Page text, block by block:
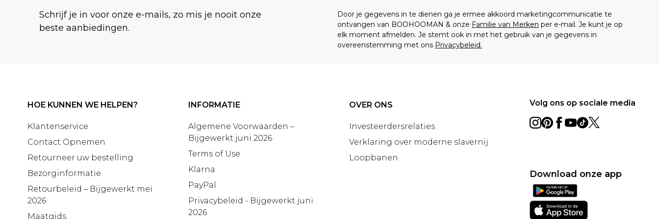
Schrijf je in voor onze e-mails, zo mis je nooit onze
beste aanbiedingen.
Door je gegevens in te dienen ga je ermee akkoord marketingcommunicatie te
ontvangen van BOOHOOMAN & onze Familie van Merken per e-mail. Je kunt je op
elk moment afmelden. Je stemt ook in met het gebruik van je gegevens in
overeenstemming met ons Privacybeleid.
HOE KUNNEN WE HELPEN?
Klantenservice
Contact Opnemen
Retourneer uw bestelling
Bezorginformatie
Retourbeleid – Bijgewerkt mei
2026
Maatgids
INFORMATIE
Algemene Voorwaarden –
Bijgewerkt juni 2026
Terms of Use
Klarna
PayPal
Privacybeleid - Bijgewerkt juni
2026
OVER ONS
Investeerdersrelaties
Verklaring over moderne slavernij
Loopbanen
Volg ons op sociale media
Download onze app